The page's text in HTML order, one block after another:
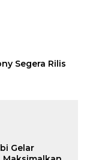
Segera Rilis
Gelar